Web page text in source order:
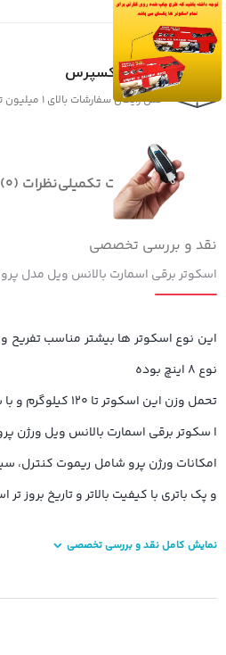
تحویل اکسپرس
حمل رایگان سفارشات بالای 1 میلیون تومان
توضیحاتتوضیحات تکمیلینظرات (0)
نقد و بررسی تخصصی
اسکوتر برقی اسمارت بالانس ویل مدل پرو ۸
این نوع اسکوتر ها بیشتر مناسب
نوع ۸ اینچ بوده
تحمل وزن این اسکوتر تا ۱۲۰ کیلوگرم و با سرعت ۲۰ کیلومتر در ساعت و شارژدهی ۳۰ الی ۶۰ دقیقه می تواند شما را به مقصد برساند.
ا سکوتر برقی اسمارت بالانس ویل ورژن
امکانات ورژن پرو شامل ریموت کنترل،
و پک باتری با کیفیت بالاتر و تاریخ بروز تر
نمایش کامل نقد و بررسی تخصصی